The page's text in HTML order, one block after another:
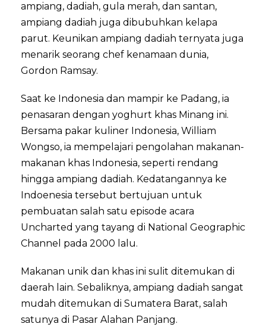
ampiang, dadiah, gula merah, dan santan,
ampiang dadiah juga dibubuhkan kelapa
parut. Keunikan ampiang dadiah ternyata juga
menarik seorang chef kenamaan dunia,
Gordon Ramsay.
Saat ke Indonesia dan mampir ke Padang, ia
penasaran dengan yoghurt khas Minang ini.
Bersama pakar kuliner Indonesia, William
Wongso, ia mempelajari pengolahan makanan-
makanan khas Indonesia, seperti rendang
hingga ampiang dadiah. Kedatangannya ke
Indoenesia tersebut bertujuan untuk
pembuatan salah satu episode acara
Uncharted yang tayang di National Geographic
Channel pada 2000 lalu.
Makanan unik dan khas ini sulit ditemukan di
daerah lain. Sebaliknya, ampiang dadiah sangat
mudah ditemukan di Sumatera Barat, salah
satunya di Pasar Alahan Panjang.